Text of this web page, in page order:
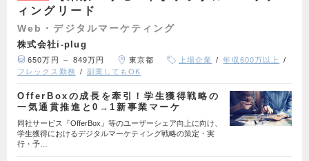
ィングリード
Web・デジタルマーケティング
株式会社i-plug
650万円 ～ 849万円 東京都 上場企業
年収600万以上
フレックス勤務
副業してもOK
OfferBoxの成長を牽引！学生獲得戦略の
一気通貫推進と0→1新事業マーケ
同社サービス『OfferBox』等のユーザーシェア向上に向け、
学生獲得におけるデジタルマーケティング戦略の策定・実
行・予…